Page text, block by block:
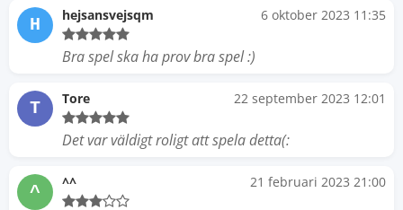
H hejsansvejsqm 6 oktober 2023 11:35
Bra spel ska ha prov bra spel :)
T Tore 22 september 2023 12:01
Det var väldigt roligt att spela detta(:
^ ^^ 21 februari 2023 21:00